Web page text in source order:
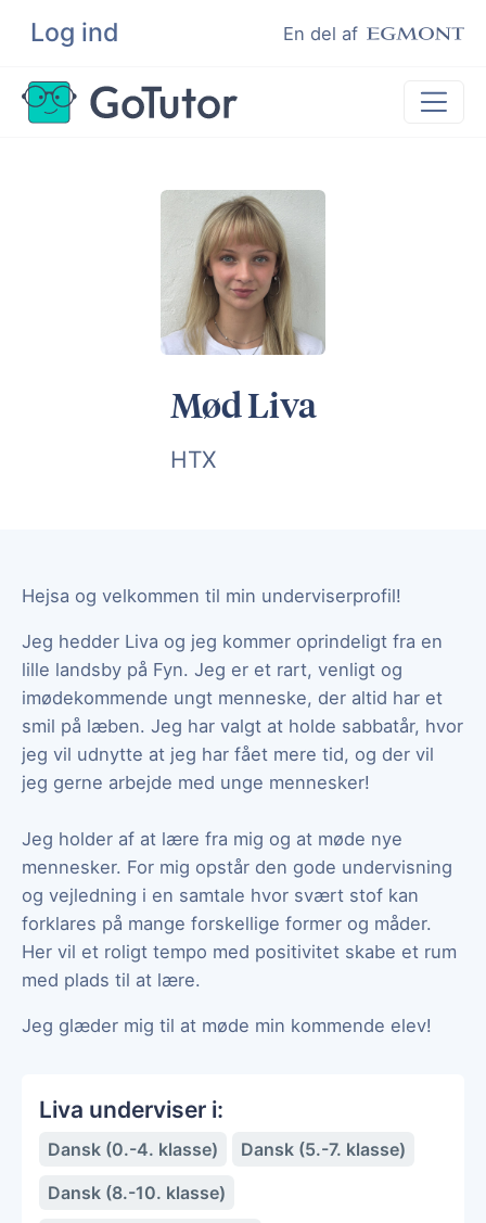
Log ind En del af
Søg
Lektiehjælp
Hjælp til ordblinde
Kundeudtalelser
Mød Liva
HTX
Hejsa og velkommen til min underviserprofil!
Jeg hedder Liva og jeg kommer oprindeligt fra en
lille landsby på Fyn. Jeg er et rart, venligt og
imødekommende ungt menneske, der altid har et
smil på læben. Jeg har valgt at holde sabbatår, hvor
jeg vil udnytte at jeg har fået mere tid, og der vil
jeg gerne arbejde med unge mennesker!
Jeg holder af at lære fra mig og at møde nye
mennesker. For mig opstår den gode undervisning
og vejledning i en samtale hvor svært stof kan
forklares på mange forskellige former og måder.
Her vil et roligt tempo med positivitet skabe et rum
med plads til at lære.
Jeg glæder mig til at møde min kommende elev!
Liva underviser i:
Dansk (0.-4. klasse)
Dansk (5.-7. klasse)
Dansk (8.-10. klasse)